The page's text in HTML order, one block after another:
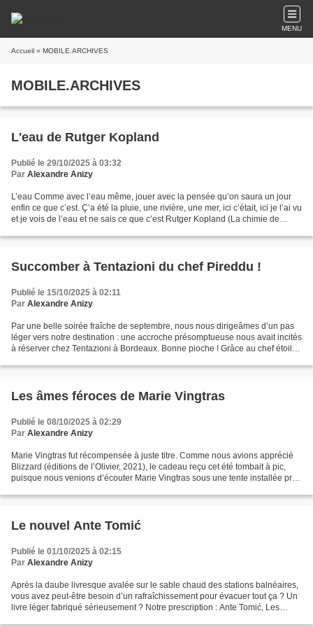
MENU
Accueil » MOBILE.ARCHIVES
MOBILE.ARCHIVES
L'eau de Rutger Kopland
Publié le 29/10/2025 à 03:32
Par Alexandre Anizy
L’eau Comme avec l’eau même, jouer avec la pensée qu’on saura un jour
enfin ce que c’est. Ç’a été la pluie, une rivière, une mer, ici c’était, ici je l’ai vu
et je vois de l’eau et ne sais ce que c’est Rutger Kopland (La chimie de
Succomber à Tentazioni du chef Pireddu !
Publié le 15/10/2025 à 02:11
Par Alexandre Anizy
Par une belle soirée fraîche de septembre, nous nous dirigeâmes d’un pas
léger vers notre destination : une accroche présomptueuse nous avait incités
à réserver chez Tentazioni à Bordeaux. Bonne pioche ! Grâce au chef étoilé
Les âmes féroces de Marie Vingtras
Publié le 08/10/2025 à 02:29
Par Alexandre Anizy
Marie Vingtras fut récompensée à juste titre. Comme nous avions apprécié
Blizzard (éditions de l’Olivier, 2021), le cadeau reçu cet été tombait à pic,
puisque nous venions d’écouter Marie Vingtras sous une tente installée près
Le nouvel Ante Tomić
Publié le 01/10/2025 à 02:15
Par Alexandre Anizy
Après la daube livresque avalée sur le sable chaud des stations balnéaires,
vous avez peut-être besoin d’un rafraîchissement pour évacuer tout ça ? Un
livre léger fabriqué sérieusement ? Notre prescription : Ante Tomić, Les